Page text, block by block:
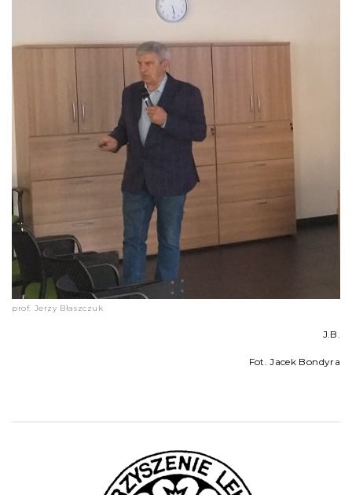
prof. Jerzy Błaszczuk
J.B.
Fot. Jacek Bondyra